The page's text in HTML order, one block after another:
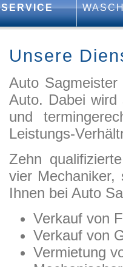
Unsere
Auto
Auto. Dabei wird
und
Leistungs-
Zehn
vier Mechaniker,
Ihnen bei Auto
Verkauf von
Verkauf von
Vermietung
SERVICE